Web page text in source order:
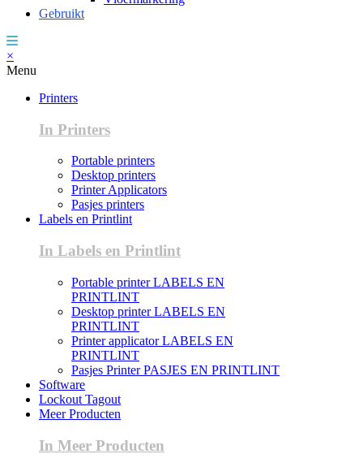
Gebruikt
×
Menu
Printers
In Printers
Portable printers
Desktop printers
Printer Applicators
Pasjes printers
Labels en Printlint
In Labels en Printlint
Portable printer LABELS EN
PRINTLINT
Desktop printer LABELS EN
PRINTLINT
Printer applicator LABELS EN
PRINTLINT
Pasjes Printer PASJES EN PRINTLINT
Software
Lockout Tagout
Meer Producten
In Meer Producten